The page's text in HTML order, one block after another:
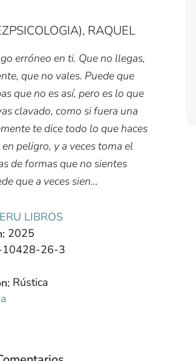
RAQUEL
erróneo en ti. Que no llegas,
que no vales. Puede que
que no es así, pero es lo que
clavado, como si fuera una
te dice todo lo que haces
peligro, y a veces toma el
de formas que no sientes
que a veces sien...
LIBROS
2025
26-3
Rústica